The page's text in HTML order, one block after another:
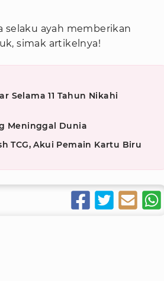
selaku ayah memberikan
simak artikelnya!
Selama 11 Tahun Nikahi
Meninggal Dunia
TCG, Akui Pemain Kartu Biru